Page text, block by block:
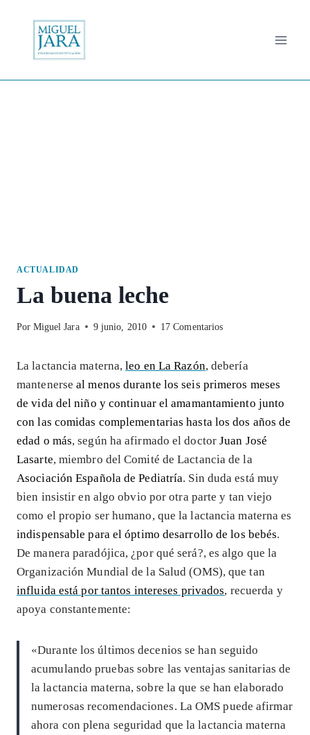
contenido
ACTUALIDAD
La buena leche
Por Miguel Jara 9 junio, 2010 17 Comentarios
La lactancia materna,leo en La Razón, debería
mantenerseal menos durante los seis primeros meses
de vida del niño y continuar el amamantamiento junto
con las comidas complementarias hasta los dos años de
edad o más, según ha afirmado el doctorJuan José
Lasarte, miembro del Comité de Lactancia de la
Asociación Española de Pediatría. Sin duda está muy
bien insistir en algo obvio por otra parte y tan viejo
como el propio ser humano, que la lactancia materna es
indispensable para el óptimo desarrollo de los bebés.
De manera paradójica, ¿por qué será?, es algo que la
Organización Mundial de la Salud (OMS), que tan
influida está por tantos intereses privados, recuerda y
apoya constantemente:
«Durante los últimos decenios se han seguido
acumulando pruebas sobre las ventajas sanitarias de
la lactancia materna, sobre la que se han elaborado
numerosas recomendaciones. La OMS puede afirmar
ahora con plena seguridad que la lactancia materna